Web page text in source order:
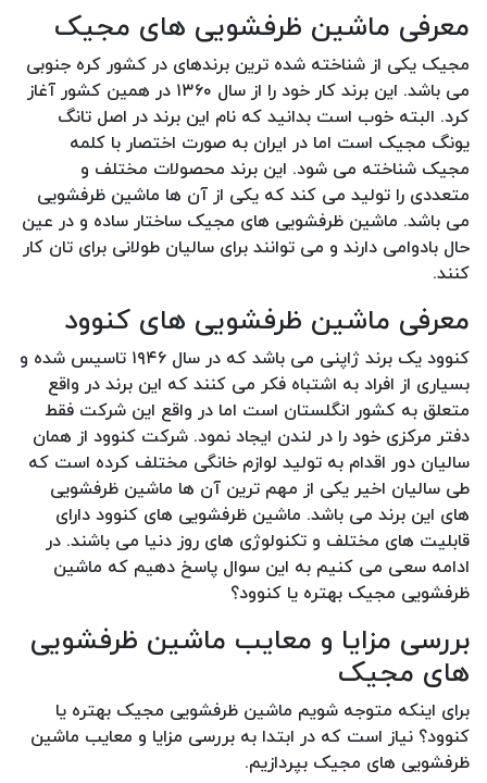
معرفی ماشین ظرفشویی های مجیک
مجیک یکی از شناخته شده ترین برندهای در کشور کره جنوبی
می باشد. این برند کار خود را از سال ۱۳۶۰ در همین کشور آغاز
کرد. البته خوب است بدانید که نام این برند در اصل تانگ
یونگ مجیک است اما در ایران به صورت اختصار با کلمه
مجیک شناخته می شود. این برند محصولات مختلف و
متعددی را تولید می کند که یکی از آن ها ماشین ظرفشویی
می باشد. ماشین ظرفشویی های مجیک ساختار ساده و در عین
حال بادوامی دارند و می توانند برای سالیان طولانی برای تان کار
کنند.
معرفی ماشین ظرفشویی های کنوود
کنوود یک برند ژاپنی می باشد که در سال ۱۹۴۶ تاسیس شده و
بسیاری از افراد به اشتباه فکر می کنند که این برند در واقع
متعلق به کشور انگلستان است اما در واقع این شرکت فقط
دفتر مرکزی خود را در لندن ایجاد نمود. شرکت کنوود از همان
سالیان دور اقدام به تولید لوازم خانگی مختلف کرده است که
طی سالیان اخیر یکی از مهم ترین آن ها ماشین ظرفشویی
های این برند می باشد. ماشین ظرفشویی های کنوود دارای
قابلیت های مختلف و تکنولوژی های روز دنیا می باشند. در
ادامه سعی می کنیم به این سوال پاسخ دهیم که ماشین
ظرفشویی مجیک بهتره یا کنوود؟
بررسی مزایا و معایب ماشین ظرفشویی
های مجیک
برای اینکه متوجه شویم ماشین ظرفشویی مجیک بهتره یا
کنوود؟ نیاز است که در ابتدا به بررسی مزایا و معایب ماشین
ظرفشویی های مجیک بپردازیم.